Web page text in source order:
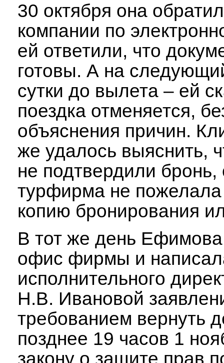
30 октября она
компании по
ей ответили, что
готовы. А на
сутки до вылета – ей
поездка отменяется,
объяснения причин.
же удалось выяснить,
не подтвердили бронь,
турфирма не пожелала
копию бронирования
В тот же день
офис фирмы и
исполнительного
Н.В. Ивановой
требованием вернуть
позднее 19 часов 1
закону о защите прав